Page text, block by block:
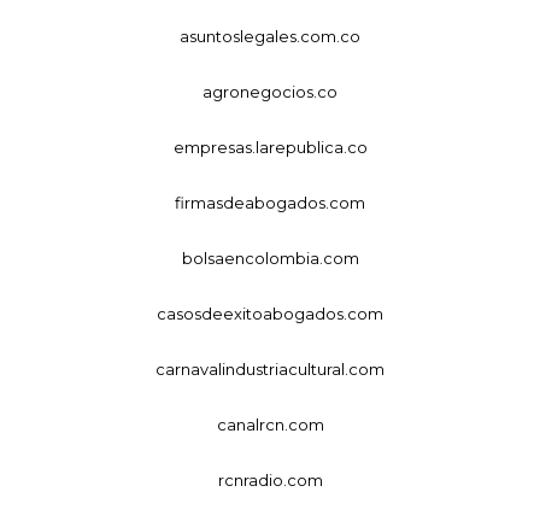
asuntoslegales.com.co
agronegocios.co
empresas.larepublica.co
firmasdeabogados.com
bolsaencolombia.com
casosdeexitoabogados.com
carnavalindustriacultural.com
canalrcn.com
rcnradio.com